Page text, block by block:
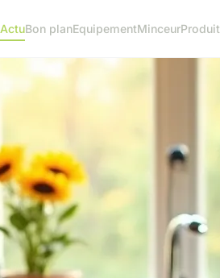
ActuBon planEquipementMinceurProduit